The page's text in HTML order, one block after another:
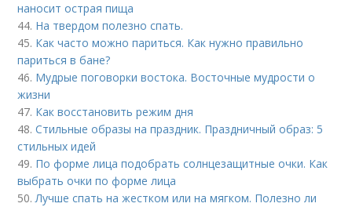
наносит острая пища
44. На твердом полезно спать.
45. Как часто можно париться. Как нужно правильно
париться в бане?
46. Мудрые поговорки востока. Восточные мудрости о
жизни
47. Как восстановить режим дня
48.Стильные образы на праздник. Праздничный образ: 5
стильных идей
49. По форме лица подобрать солнцезащитные очки. Как
выбрать очки по форме лица
50.Лучше спать на жестком или на мягком. Полезно ли